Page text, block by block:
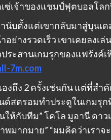
ซ่เจ้าของแชมป์ฟุตบอลโลก
นับตั้งแต่เขากลับมาสู่บุนเ
อย่างรวดเร็ว เขาเคยลงเ
ระสานเกมรุกของแฟร้งค์
7m.com
องถึง 2 ครั้งเช่นกัน แต่ที่สํ
ด์สตรอมทําประตูในเกมรุ
ให้กับทีม” โคโล มูอานี ดา
พมากมาย” “ผมคิดว่าเราจ